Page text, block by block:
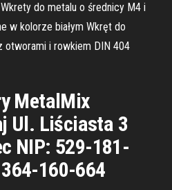
do metalu o średnicy M4 i
w kolorze białym Wkręt do
otworami i rowkiem DIN 404
MetalMix
Ul. Liściasta 3
NIP: 529-181-
364-160-664